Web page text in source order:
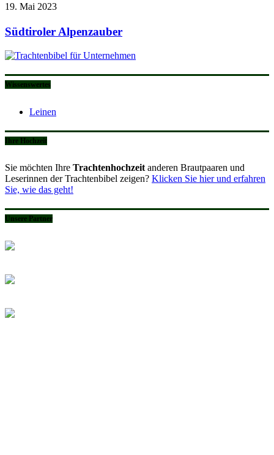
19. Mai 2023
Südtiroler Alpenzauber
Wissenswertes
Leinen
Ihre Hochzeit
Sie möchten Ihre Trachtenhochzeit anderen Brautpaaren und
Leserinnen der Trachtenbibel zeigen? Klicken Sie hier und erfahren
Sie, wie das geht!
Unsere Partner